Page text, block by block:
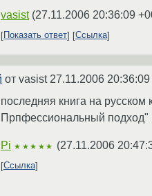
vasist (27.11.2006 20:36:09
Показать ответ
Ссылка
от vasist 27.11.2006
последняя книга на
Прпфессиональный подход"
Pi ★★★★★ (27.11.2006
Ссылка